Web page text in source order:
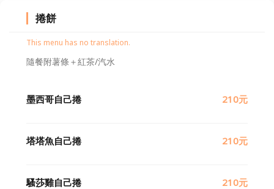
捲餅
This menu has no translation.
隨餐附薯條＋紅茶/汽水
墨西哥自己捲 210元
塔塔魚自己捲 210元
騷莎雞自己捲 210元